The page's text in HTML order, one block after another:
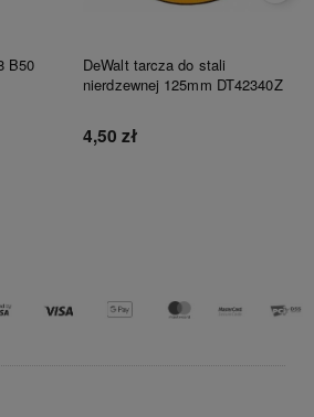
B50
DeWalt tarcza do stali
nierdzewnej 125mm DT42340Z
4,50 zł